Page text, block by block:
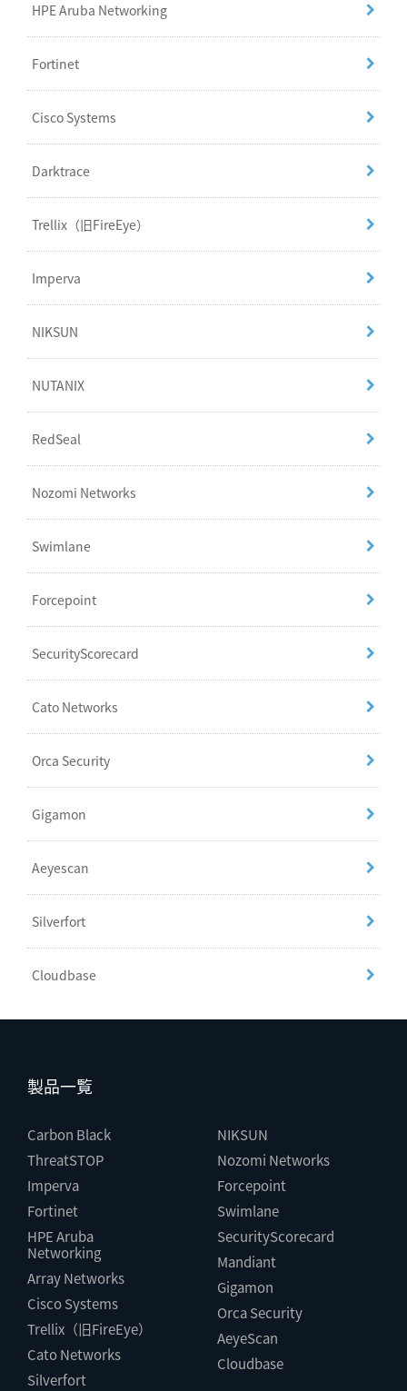
HPE Aruba Networking
Fortinet
Cisco Systems
Darktrace
Trellix（旧FireEye）
Imperva
NIKSUN
NUTANIX
RedSeal
Nozomi Networks
Swimlane
Forcepoint
SecurityScorecard
Cato Networks
Orca Security
Gigamon
Aeyescan
Silverfort
Cloudbase
製品一覧
Carbon Black
ThreatSTOP
Imperva
Fortinet
HPE Aruba
Networking
Array Networks
Cisco Systems
Trellix（旧FireEye）
Cato Networks
Silverfort
NIKSUN
Nozomi Networks
Forcepoint
Swimlane
SecurityScorecard
Mandiant
Gigamon
Orca Security
AeyeScan
Cloudbase